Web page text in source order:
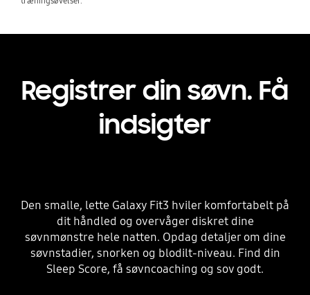
Registrer din søvn. Få
indsigter
Den smalle, lette Galaxy Fit3 hviler komfortabelt på
dit håndled og overvåger diskret dine
søvnmønstre hele natten. Opdag detaljer om dine
søvnstadier, snorken og blodilt-niveau. Find din
Sleep Score, få søvncoaching og sov godt.